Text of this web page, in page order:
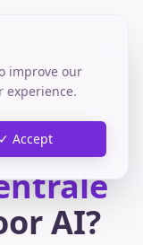
improve our
experience.
✓ Accept
AI?